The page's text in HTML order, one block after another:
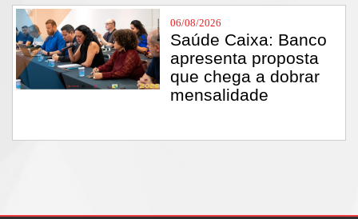
06/08/2026
Saúde Caixa: Banco
apresenta proposta
que chega a dobrar
mensalidade